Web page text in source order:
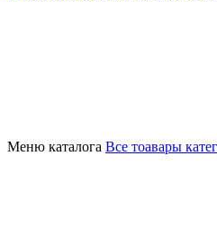
Меню каталога Все тоавары